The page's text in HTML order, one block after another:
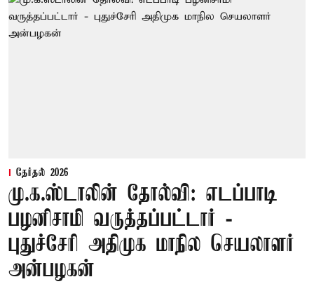
தேர்தல் 2026
மு.க.ஸ்டாலின் தோல்வி: எடப்பாடி
பழனிசாமி வருத்தப்பட்டார் -
புதுச்சேரி அதிமுக மாநில செயலாளர்
அன்பழகன்